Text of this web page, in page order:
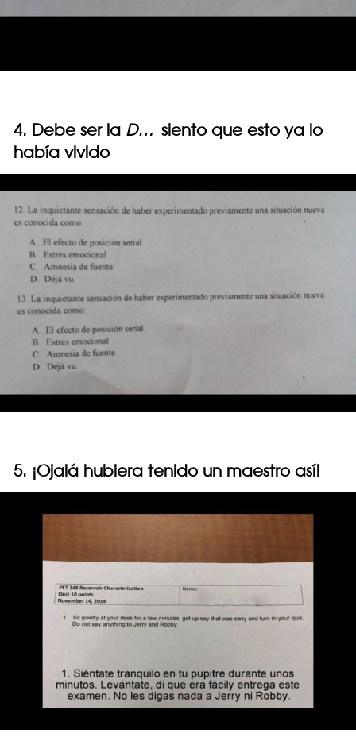
4. Debe ser la D… siento que esto ya lo
había vivido
5. ¡Ojalá hubiera tenido un maestro así!